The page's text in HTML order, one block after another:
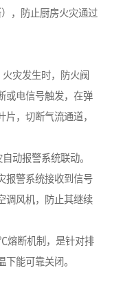
，防止厨房火灾通过
灾发生时，防火阀
或电信号触发，在弹
，切断气流通道，
动报警系统联动。
报警系统接收到信号
调风机，防止其继续
熔断机制，是针对排
能可靠关闭。